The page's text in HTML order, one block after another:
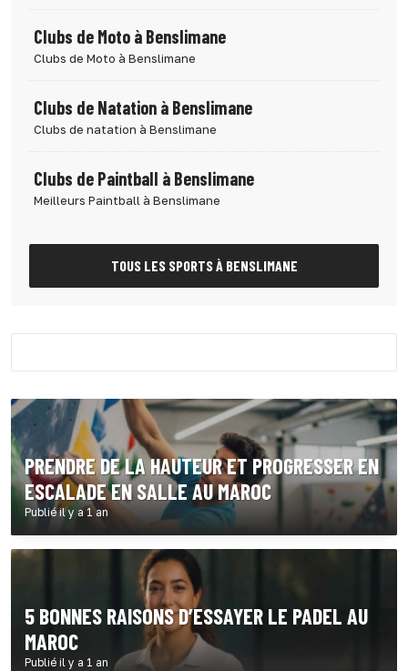
Clubs de Moto à Benslimane
Clubs de Moto à Benslimane
Clubs de Natation à Benslimane
Clubs de natation à Benslimane
Clubs de Paintball à Benslimane
Meilleurs Paintball à Benslimane
TOUS LES SPORTS À BENSLIMANE
PRENDRE DE LA HAUTEUR ET PROGRESSER EN
ESCALADE EN SALLE AU MAROC
Publié il y a 1 an
5 BONNES RAISONS D’ESSAYER LE PADEL AU
MAROC
Publié il y a 1 an